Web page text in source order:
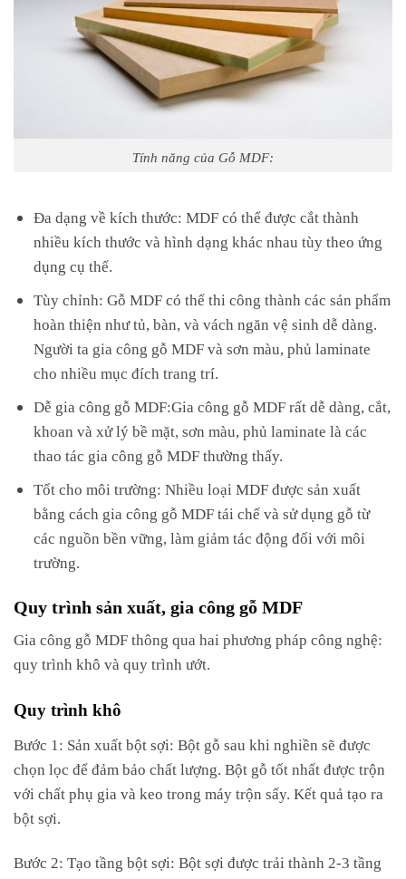
Tính năng của Gỗ MDF:
Đa dạng về kích thước: MDF có thể được cắt thành
nhiều kích thước và hình dạng khác nhau tùy theo ứng
dụng cụ thể.
Tùy chỉnh: Gỗ MDF có thể thi công thành các sản phẩm
hoàn thiện như tủ, bàn, và vách ngăn vệ sinh dễ dàng.
Người ta gia công gỗ MDF và sơn màu, phủ laminate
cho nhiều mục đích trang trí.
Dễ gia công gỗ MDF:Gia công gỗ MDF rất dễ dàng, cắt,
khoan và xử lý bề mặt, sơn màu, phủ laminate là các
thao tác gia công gỗ MDF thường thấy.
Tốt cho môi trường: Nhiều loại MDF được sản xuất
bằng cách gia công gỗ MDF tái chế và sử dụng gỗ từ
các nguồn bền vững, làm giảm tác động đối với môi
trường.
Quy trình sản xuất, gia công gỗ MDF
Gia công gỗ MDF thông qua hai phương pháp công nghệ:
quy trình khô và quy trình ướt.
Quy trình khô
Bước 1: Sản xuất bột sợi: Bột gỗ sau khi nghiền sẽ được
chọn lọc để đảm bảo chất lượng. Bột gỗ tốt nhất được trộn
với chất phụ gia và keo trong máy trộn sấy. Kết quả tạo ra
bột sợi.
Bước 2: Tạo tầng bột sợi: Bột sợi được trải thành 2-3 tầng